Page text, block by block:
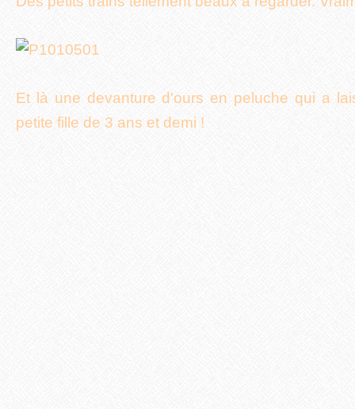
Et là une devanture d'ours en peluche qui a
petite fille de 3 ans et demi !